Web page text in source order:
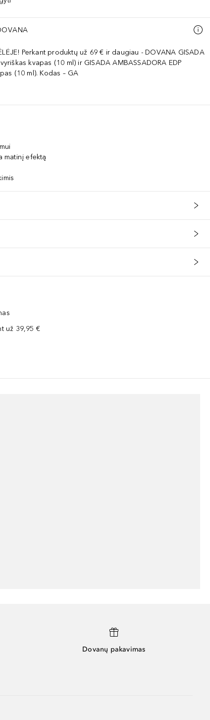
Perkant produktų už 69 € ir daugiau - DOVANA GISADA
vyriškas kvapas (10 ml) ir GISADA AMBASSADORA EDP
(10 ml). Kodas – GA
matinį efektą
už 39,95 €
Dovanų pakavimas